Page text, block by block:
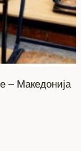
– Македонија